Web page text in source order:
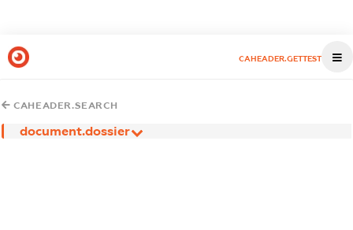
CAHEADER.GETTEST
CAHEADER.SEARCH
document.dossier